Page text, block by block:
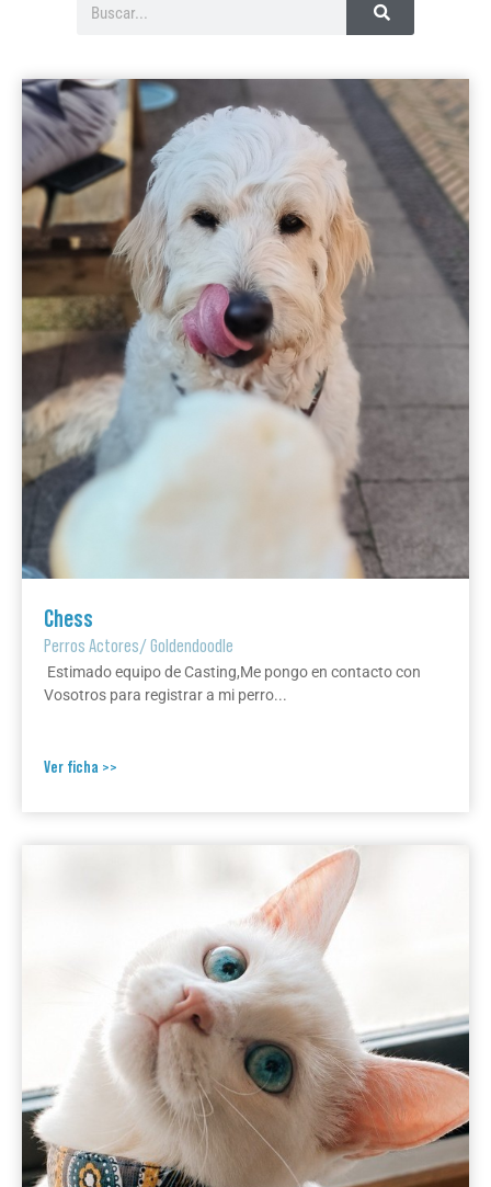
Chess
Perros Actores/Goldendoodle
Estimado equipo de Casting,Me pongo en contacto con
Vosotros para registrar a mi perro...
Ver ficha >>